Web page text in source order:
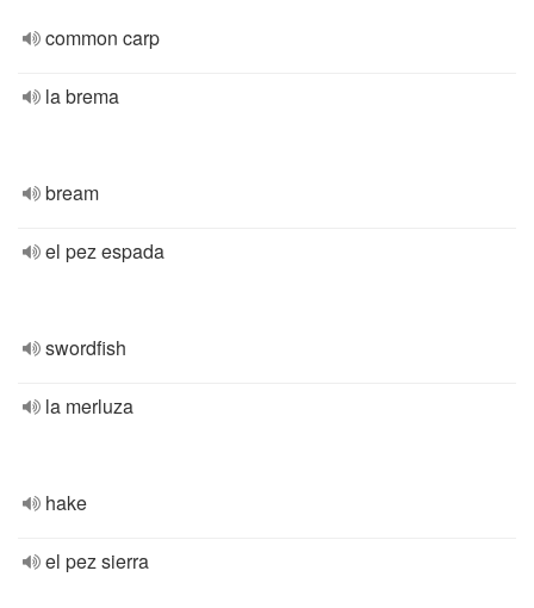
common carp
la brema
bream
el pez espada
swordfish
la merluza
hake
el pez sierra